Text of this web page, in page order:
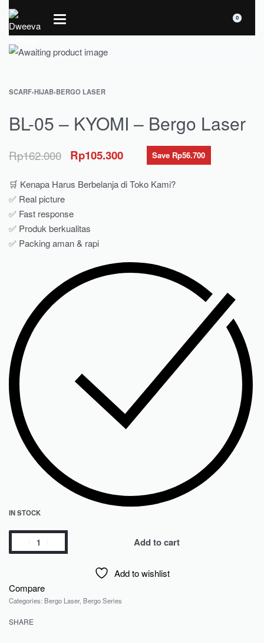
0
SCARF›HIJAB›BERGO LASER
BL-05 – KYOMI – Bergo Laser
Rp162.000 Rp105.300 Save Rp56.700
🛒 Kenapa Harus Berbelanja di Toko Kami?
✅ Real picture
✅ Fast response
✅ Produk berkualitas
✅ Packing aman & rapi
IN STOCK
Add to cart
Add to wishlist
Compare
Categories: Bergo Laser, Bergo Series
SHARE